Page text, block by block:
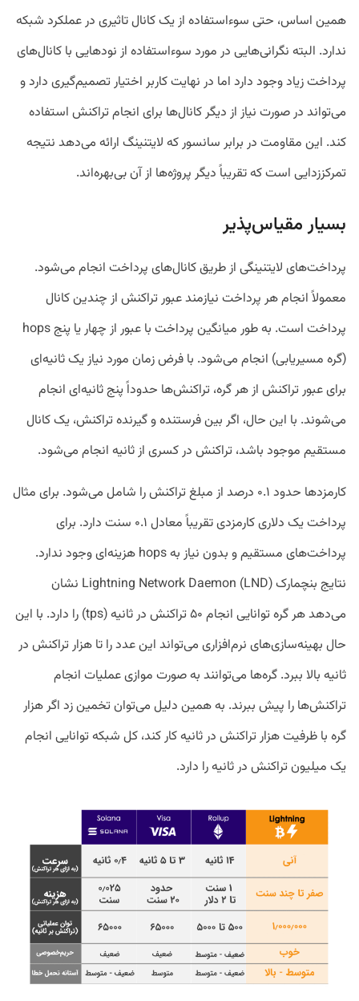
همین اساس، حتی سوء‌استفاده از یک کانال تاثیری در عملکرد شبکه
ندارد. البته نگرانی‌هایی در مورد سوء‌استفاده از نود‌هایی با کانال‌های
پرداخت زیاد وجود دارد اما در نهایت کاربر اختیار تصمیم‌گیری دارد و
می‌تواند در صورت نیاز از دیگر کانال‌ها برای انجام تراکنش استفاده
کند. این مقاومت در برابر سانسور که لایتنینگ ارائه می‌دهد نتیجه
تمرکززدایی است که تقریباً دیگر پروژه‌ها از آن بی‌بهره‌اند.
بسیار مقیاس‌پذیر
پرداخت‌های لایتنینگی از طریق کانال‌های پرداخت انجام می‌شود.
معمولاً انجام هر پرداخت نیازمند عبور تراکنش از چندین کانال
پرداخت است. به طور میانگین پرداخت با عبور از چهار یا پنج hops
(گره مسیریابی) انجام می‌شود. با فرض زمان مورد نیاز یک ثانیه‌ای
برای عبور تراکنش از هر گره، تراکنش‌ها حدوداً پنج ثانیه‌ای انجام
می‌شوند. با این حال، اگر بین فرستنده و گیرنده تراکنش، یک کانال
مستقیم موجود باشد، تراکنش در کسری از ثانیه انجام می‌شود.
کارمزدها حدود ۰.۱ درصد از مبلغ تراکنش را شامل می‌شود. برای مثال
پرداخت یک دلاری کارمزدی تقریباً معادل ۰.۱ سنت دارد. برای
پرداخت‌های مستقیم و بدون نیاز به hops هزینه‌ای وجود ندارد.
نتایج بنچمارک Lightning Network Daemon (LND) نشان
می‌دهد هر گره توانایی انجام ۵۰ تراکنش در ثانیه (tps) را دارد. با این
حال بهینه‌سازی‌های نرم‌افزاری می‌تواند این عدد را تا هزار تراکنش در
ثانیه بالا ببرد. گره‌ها می‌توانند به صورت موازی عملیات انجام
تراکنش‌ها را پیش ببرند. به همین دلیل می‌توان تخمین زد اگر هزار
گره با ظرفیت هزار تراکنش در ثانیه کار کند، کل شبکه توانایی انجام
یک میلیون تراکنش در ثانیه را دارد.